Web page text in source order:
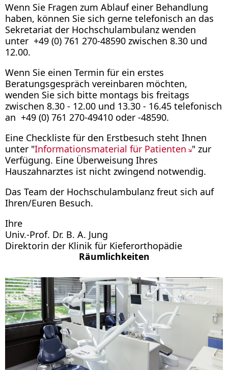
Wenn Sie Fragen zum Ablauf einer Behandlung
haben, können Sie sich gerne telefonisch an das
Sekretariat der Hochschulambulanz wenden
unter +49 (0) 761 270-48590 zwischen 8.30 und
12.00.
Wenn Sie einen Termin für ein erstes
Beratungsgespräch vereinbaren möchten,
wenden Sie sich bitte montags bis freitags
zwischen 8.30 - 12.00 und 13.30 - 16.45 telefonisch
an +49 (0) 761 270-49410 oder -48590.
Eine Checkliste für den Erstbesuch steht Ihnen
unter "Informationsmaterial für Patienten " zur
Verfügung. Eine Überweisung Ihres
Hauszahnarztes ist nicht zwingend notwendig.
Das Team der Hochschulambulanz freut sich auf
Ihren/Euren Besuch.
Ihre
Univ.-Prof. Dr. B. A. Jung
Direktorin der Klinik für Kieferorthopädie
Räumlichkeiten